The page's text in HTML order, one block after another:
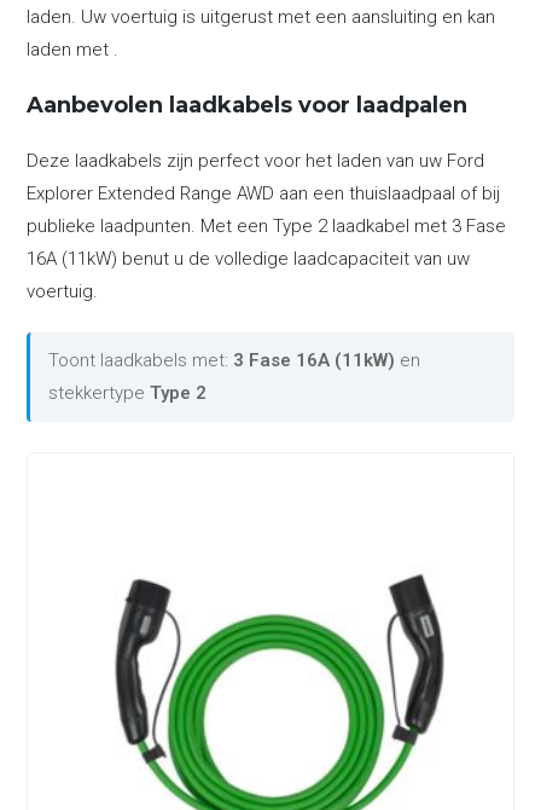
laden. Uw voertuig is uitgerust met een aansluiting en kan
laden met .
Aanbevolen laadkabels voor laadpalen
Deze laadkabels zijn perfect voor het laden van uw Ford
Explorer Extended Range AWD aan een thuislaadpaal of bij
publieke laadpunten. Met een Type 2 laadkabel met 3 Fase
16A (11kW) benut u de volledige laadcapaciteit van uw
voertuig.
Toont laadkabels met: 3 Fase 16A (11kW) en
stekkertypeType 2